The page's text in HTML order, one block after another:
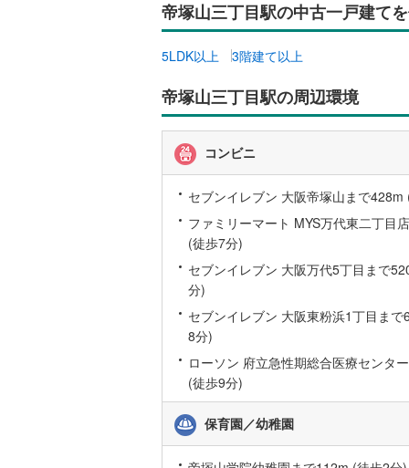
帝塚山三丁目駅の中古一戸建て
5LDK以上 3階建て以上
帝塚山三丁目駅の周辺環境
コンビニ
セブンイレブン 大阪帝塚山まで428m
ファミリーマート MYS万代東二丁目
(徒歩7分)
セブンイレブン 大阪万代5丁目まで
分)
セブンイレブン 大阪東粉浜1丁目ま
8分)
ローソン 府立急性期総合医療センタ
(徒歩9分)
保育園／幼稚園